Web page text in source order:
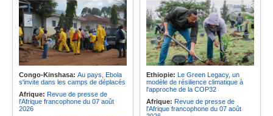
Afrique:La LSF salue le lancement
du premier ETF obligataire
souverain africain (USD) disponible
en Europe
Afrique:Promesse de la finale de la
Coupe du Monde 2030 au Maroc -
Infantino marquera-t-il le but de son
maintien ?
Afrique:Partenariat Afrique-Monde
arabe - Des mesures adoptées pour
relancer la coopération
Afrique:Enjeux sur l'eau potable en
Afrique - Le Prof Jacques Djoli
Angola:Boxe - Elder Liduema se
qualifie pour les quarts de finale
Angola: Handball - Le pays s'incline
face à la Guinée dans les matches
de classement
Angola:Football - L'Interclube
corrige le Kabuscorp en match de
préparation
Angola:Des experts prélèvent des
échantillons pour identifier les
victimes de l'accident de Cuanza-
Sul
Congo-Kinshasa: Au pays, Ebola
s'invite dans les camps de déplacés
Afrique: Revue de presse de
l'Afrique francophone du 07 août
2026
Ethiopie: Le Green Legacy, un
modèle de résilience climatique à
l'approche de la COP32
Afrique: Revue de presse de
l'Afrique francophone du 07 août